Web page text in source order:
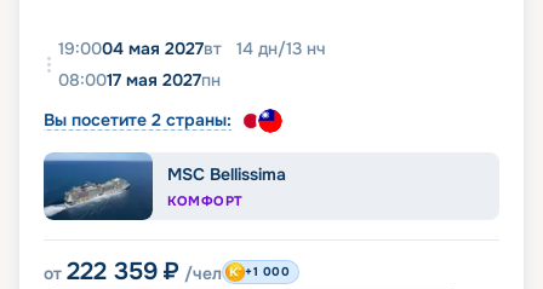
19:0004 мая 2027вт 14 дн/13 нч
08:0017 мая 2027пн
Вы посетите 2 страны:
MSC Bellissima
КОМФОРТ
от 222 359 ₽ /чел +1 000